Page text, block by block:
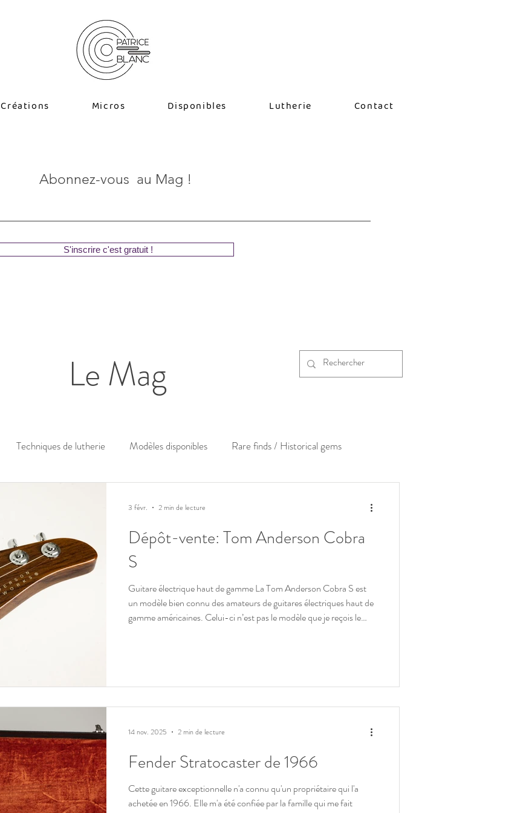
Créations Micros Disponibles Lutherie Contact
Abonnez-vous au Mag !
S'inscrire c'est gratuit !
Le Mag
Techniques de lutherie Modèles disponibles Rare finds / Historical gems
Dépôt-vente: Tom Anderson Cobra
S
Guitare électrique haut de gamme La Tom Anderson Cobra S est
un modèle bien connu des amateurs de guitares électriques haut de
gamme américaines. Celui-ci n’est pas le modèle que je reçois le
présente auc
3 févr. 2 min de lecture
Fender Stratocaster de 1966
Cette guitare exceptionnelle n'a connu qu'un propriétaire qui l'a
achetée en 1966. Elle m'a été confiée par la famille qui me fait
14 nov. 2025 2 min de lecture